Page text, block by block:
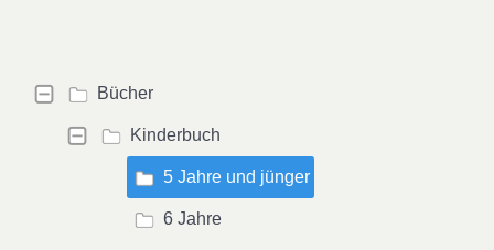
Bücher
Kinderbuch
5 Jahre und jünger
6 Jahre